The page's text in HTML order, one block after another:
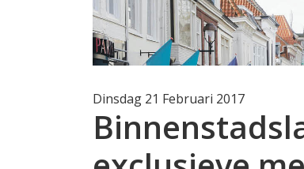
Dinsdag 21 Februari 2017